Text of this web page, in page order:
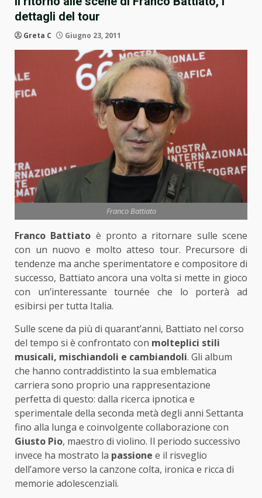
dettagli del tour
Greta C Giugno 23, 2011
Franco Battiato
Franco Battiato è pronto a ritornare sulle scene
con un nuovo e molto atteso tour. Precursore di
tendenze ma anche sperimentatore e compositore di
successo, Battiato ancora una volta si mette in gioco
con un’interessante tournée che lo porterà ad
esibirsi per tutta Italia.
Sulle scene da più di quarant’anni, Battiato nel corso
del tempo si è confrontato con molteplici stili
musicali, mischiandoli e cambiandoli. Gli album
che hanno contraddistinto la sua emblematica
carriera sono proprio una rappresentazione
perfetta di questo: dalla ricerca ipnotica e
sperimentale della seconda metà degli anni Settanta
fino alla lunga e coinvolgente collaborazione con
Giusto Pio, maestro di violino. Il periodo successivo
invece ha mostrato la passione e il risveglio
dell’amore verso la canzone colta, ironica e ricca di
memorie adolescenziali.